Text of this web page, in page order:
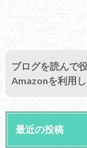
ブログを読んで
Amazonを利用
最近の投稿